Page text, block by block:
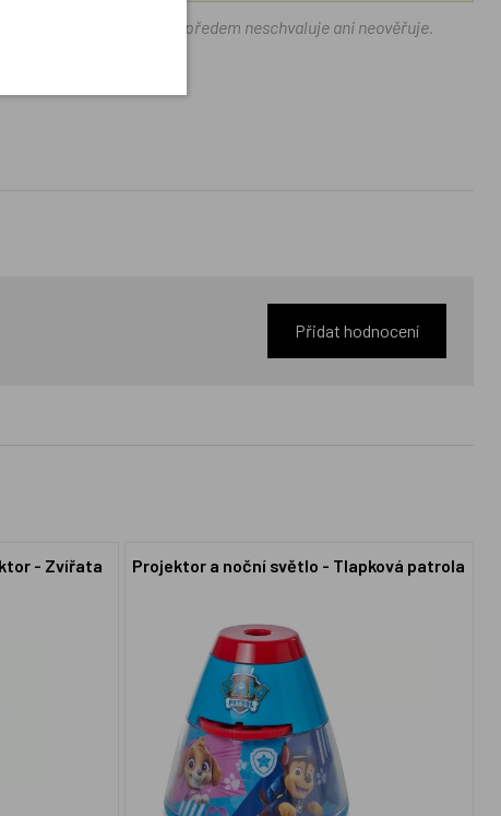
texty zákazníků předem neschvaluje ani neověřuje.
Přidat hodnocení
- Zvířata Projektor a noční světlo - Tlapková patrola